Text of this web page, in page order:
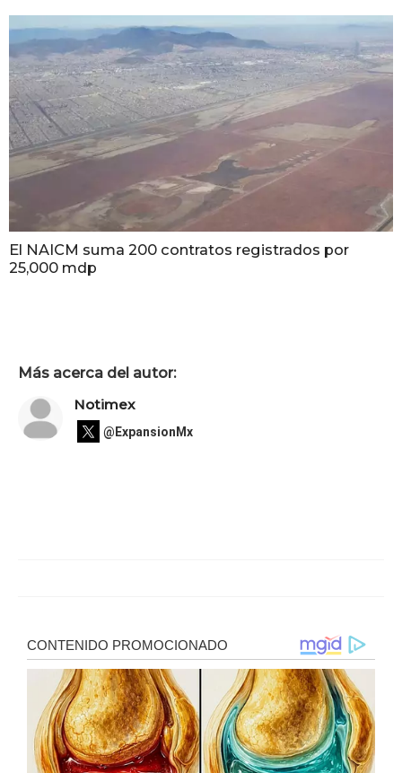
El NAICM suma 200 contratos registrados por
25,000 mdp
Más acerca del autor:
Notimex
@ExpansionMx